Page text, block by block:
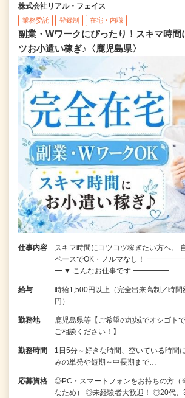
株式会社リアル・フェイス
業務委託 登録制 在宅・内職
副業・Wワークにぴったり！スキマ時間
ツお小遣い稼ぎ♪〈鹿児島県〉
仕事内容
スキマ時間にコツコツ稼ぎたい方へ。
ペースでOK・ノルマなし！
━ ▼ こんなお仕事です ━━━━━…
給与
時給1,500円以上（完全出来高制／時
円）
勤務地
鹿児島県等【ご希望の地域でオシゴト
ご相談ください！】
勤務時間
1日5分～好きな時間、空いている時間
みの単発や短期～中長期まで…
応募資格
◎PC・スマートフォンをお持ちの方
なため） ◎未経験者大歓迎！ ◎20代、